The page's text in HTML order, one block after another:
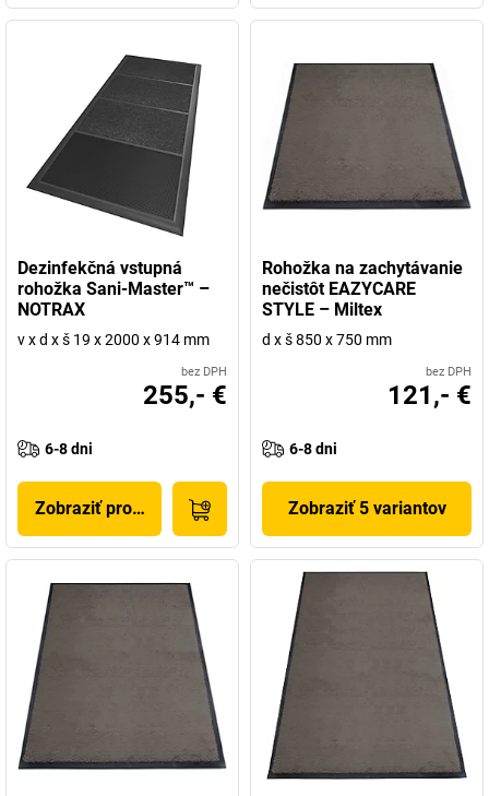
Dezinfekčná vstupná
rohožka Sani-Master™ –
NOTRAX
v x d x š 19 x 2000 x 914 mm
bez DPH
255,- €
6-8 dni
Zobraziť produkt
Rohožka na zachytávanie
nečistôt EAZYCARE
STYLE – Miltex
d x š 850 x 750 mm
bez DPH
121,- €
6-8 dni
Zobraziť 5 variantov